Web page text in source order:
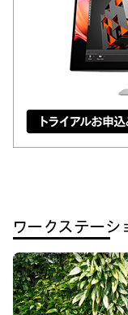
ワークステーシ